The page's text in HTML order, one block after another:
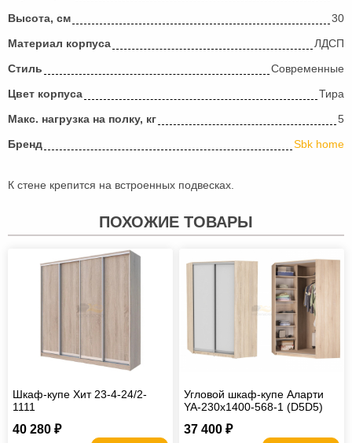
Высота, см
30
Материал корпуса
ЛДСП
Стиль
Современные
Цвет корпуса
Тира
Макс. нагрузка на полку, кг
5
Бренд
Sbk home
К стене крепится на встроенных подвесках.
ПОХОЖИЕ ТОВАРЫ
Шкаф-купе Хит 23-4-24/2-
1111
40 280 ₽
Угловой шкаф-купе Аларти
YA-230х1400-568-1 (D5D5)
37 400 ₽